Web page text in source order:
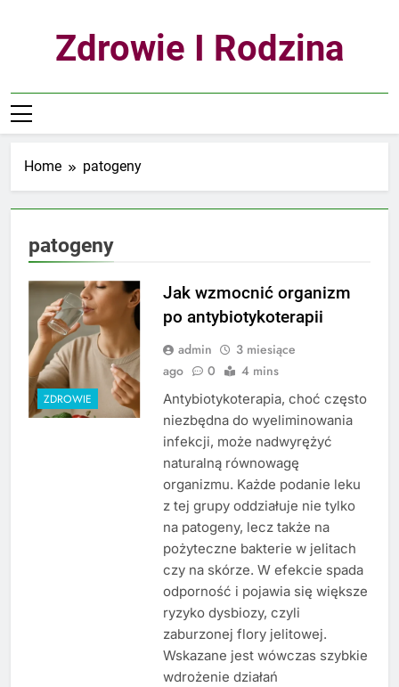
Zdrowie I Rodzina
Home patogeny
patogeny
ZDROWIE
Jak wzmocnić organizm
po antybiotykoterapii
admin
3 miesiące
ago
0 4 mins
Antybiotykoterapia, choć często
niezbędna do wyeliminowania
infekcji, może nadwyrężyć
naturalną równowagę
organizmu. Każde podanie leku
z tej grupy oddziałuje nie tylko
na patogeny, lecz także na
pożyteczne bakterie w jelitach
czy na skórze. W efekcie spada
odporność i pojawia się większe
ryzyko dysbiozy, czyli
zaburzonej flory jelitowej.
Wskazane jest wówczas szybkie
wdrożenie działań